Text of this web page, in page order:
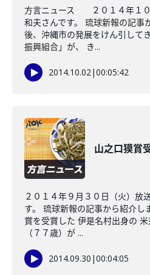
方言ニュース ２０１４年１０
和夫さんです。 琉球新報の記事
後、沖縄市の発展をけん引して
振興組合」が、 き...
2014.10.02|00:05:42
山之口獏賞
２０１４年９月３０日（火）放
す。 琉球新報の記事から紹介し
賞を受賞した 伊是名村出身の
（７７歳）が ...
2014.09.30 |00:04:05